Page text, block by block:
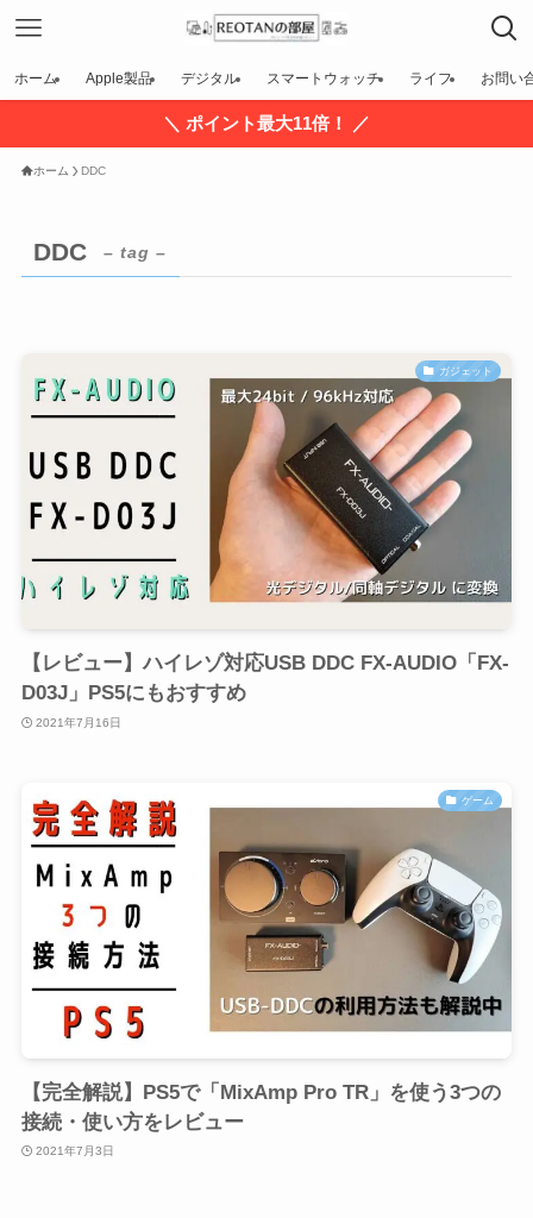
ホーム Apple製品 デジタル スマートウォッチ ライフ お問い
＼ ポイント最大11倍！ ／
ホーム DDC
DDC – tag –
ガジェット
【レビュー】ハイレゾ対応USB DDC FX-AUDIO「FX-
D03J」PS5にもおすすめ
2021年7月16日
ゲーム
【完全解説】PS5で「MixAmp Pro TR」を使う3つの
接続・使い方をレビュー
2021年7月3日